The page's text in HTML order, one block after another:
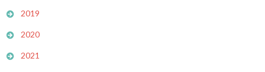
2019
2020
2021